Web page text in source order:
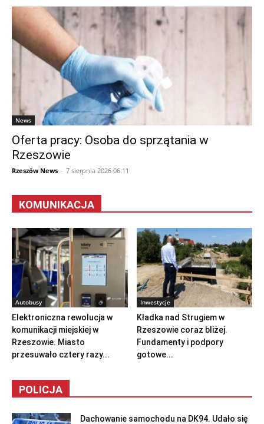
News
Oferta pracy: Osoba do sprzątania w
Rzeszowie
Rzeszów News - 7 sierpnia 2026 06:11
KOMUNIKACJA
Autobusy
Elektroniczna rewolucja w
komunikacji miejskiej w
Rzeszowie. Miasto
przesuwało cztery razy...
Inwestycje
Kładka nad Strugiem w
Rzeszowie coraz bliżej.
Fundamenty i podpory
gotowe...
POLICJA
Dachowanie samochodu na DK94. Udało się